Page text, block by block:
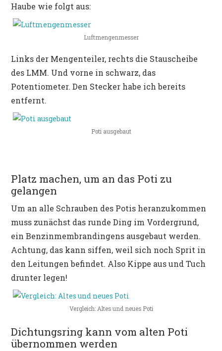
Haube wie folgt aus:
Luftmengenmesser
Links der Mengenteiler, rechts die Stauscheibe
des LMM. Und vorne in schwarz, das
Potentiometer. Den Stecker habe ich bereits
entfernt.
Poti ausgebaut
Platz machen, um an das Poti zu
gelangen
Um an alle Schrauben des Potis heranzukommen
muss zunächst das runde Ding im Vordergrund,
ein Benzinmembrandingens ausgebaut werden.
Achtung, das kann siffen, weil sich noch Sprit in
den Leitungen befindet. Also Kippe aus und Tuch
drunter legen!
Vergleich: Altes und neues Poti
Dichtungsring kann vom alten Poti
übernommen werden